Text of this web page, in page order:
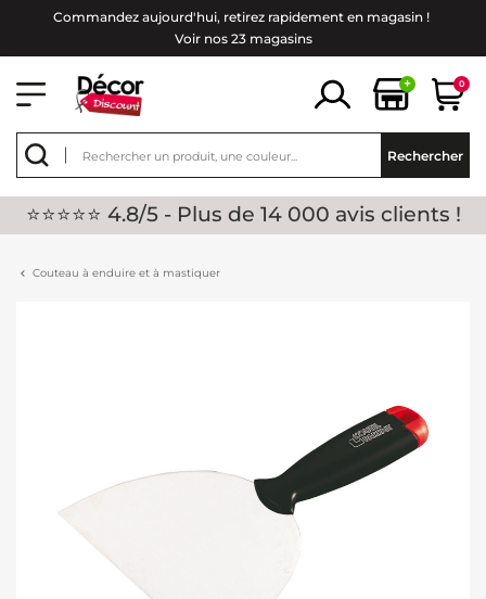
Commandez aujourd'hui, retirez rapidement en magasin !
Voir nos 23 magasins
+ 0
Rechercher
⭐⭐⭐⭐⭐ 4.8/5 - Plus de 14 000 avis clients !
Couteau à enduire et à mastiquer